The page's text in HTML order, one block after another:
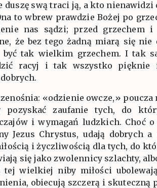
duszę swą traci ją, a kto nienawidzi
to wbrew prawdzie Bożej po
nas sądzi; przed grzechem i
że bez tego żadną miarą się nie
tak wielkim grzechem. I tak
racyj i tak wszystko
«odzienie owcze,» poucza
zaufanie tych, do
i wymagań ludzkich. Choć o
Jezus Chrystus, udają dobrych
i życzliwością dla tych, do
się jako zwolennicy szlachty,
wielkiej niby miłości
obiecują szczerą i skuteczną